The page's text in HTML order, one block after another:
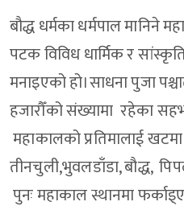
बौद्ध धर्मका धर्मपाल मानिने
पटक विविध धार्मिक र
मनाइएको हो।साधना पुजा
हजारौँको संख्यामा रहेका
महाकालको प्रतिमालाई खटमा
तीनचुली,भुवलडाँडा, बौद्ध,
पुनः महाकाल स्थानमा